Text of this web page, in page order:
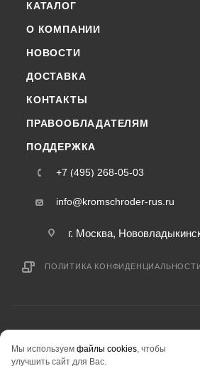
КАТАЛОГ
О КОМПАНИИ
НОВОСТИ
ДОСТАВКА
КОНТАКТЫ
ПРАВООБЛАДАТЕЛЯМ
ПОДДЕРЖКА
+7 (495) 268-05-03
info@kromschroder-rus.ru
г. Москва,
ПОЛИТИКА
информация на сайте «kromschroder-rus.ru» не
Мы используем файлы cookies, чтобы
улучшить сайт для Вас.